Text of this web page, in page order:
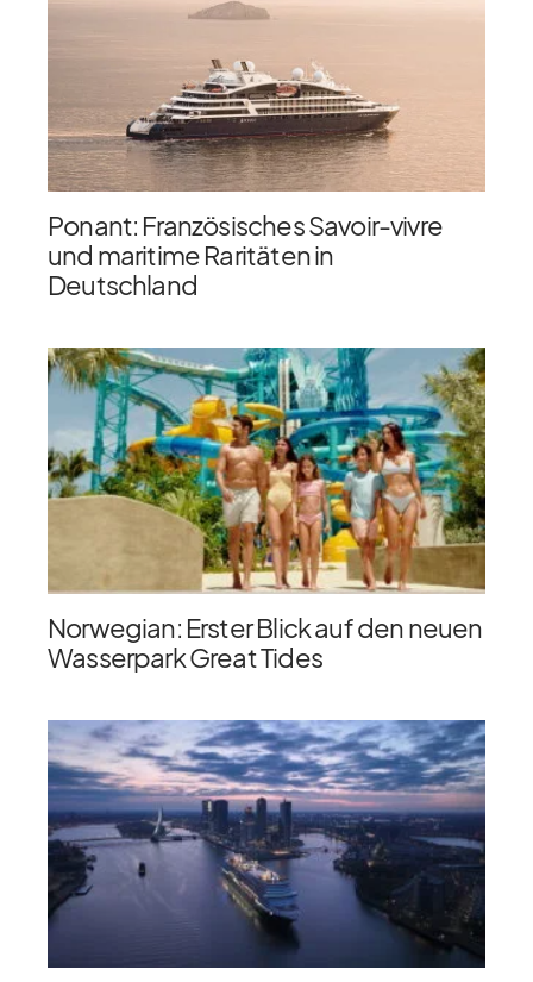
Ponant: Französisches Savoir-vivre
und maritime Raritäten in
Deutschland
Norwegian: Erster Blick auf den neuen
Wasserpark Great Tides